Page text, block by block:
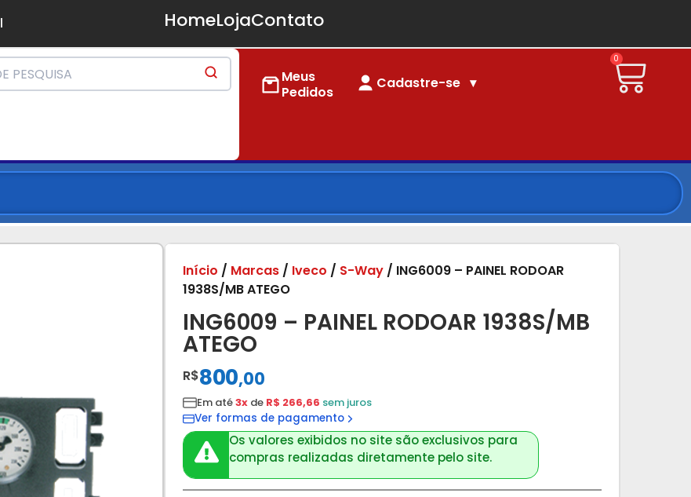
HomeLojaContato
Meus
Pedidos
Cadastre-se
0
ING6009 – PAINEL RODOAR 1938S/MB
ATEGO
Início / Marcas / Iveco / S-Way / ING6009 – PAINEL RODOAR
1938S/MB ATEGO
R$800,00
Em até3x de R$ 266,66 sem juros
Ver formas de pagamento
Os valores exibidos no site são exclusivos para
compras realizadas diretamente pelo site.